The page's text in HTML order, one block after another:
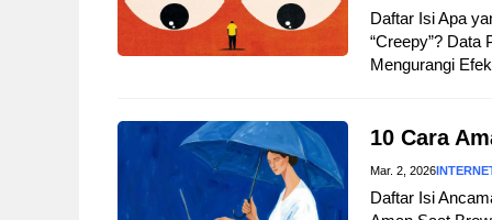
Daftar Isi Apa
“Creepy”? Data
Mengurangi
10 Cara
Mar. 2, 2026
Daftar Isi